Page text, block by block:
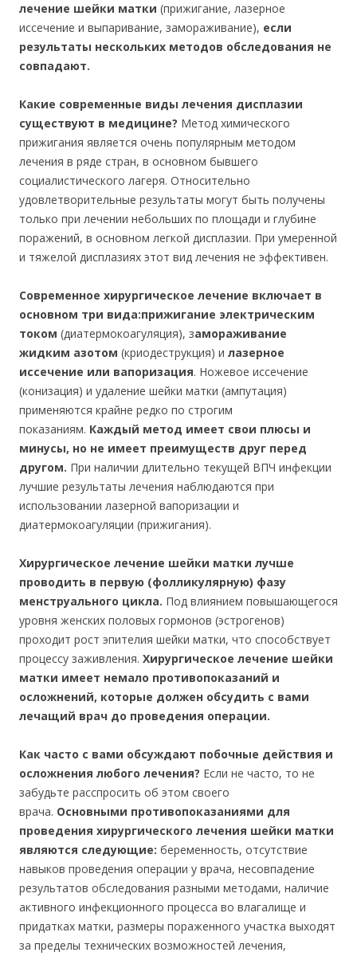
лечение шейки матки (прижигание, лазерное
иссечение и выпаривание, замораживание), если
результаты нескольких методов обследования не
совпадают.
Какие современные виды лечения дисплазии
существуют в медицине? Метод химического
прижигания является очень популярным методом
лечения в ряде стран, в основном бывшего
социалистического лагеря. Относительно
удовлетворительные результаты могут быть получены
только при лечении небольших по площади и глубине
поражений, в основном легкой дисплазии. При умеренной
и тяжелой дисплазиях этот вид лечения не эффективен.
Современное хирургическое лечение включает в
основном три вида:прижигание электрическим
током (диатермокоагуляция), замораживание
жидким азотом (криодеструкция) и лазерное
иссечение или вапоризация. Ножевое иссечение
(конизация) и удаление шейки матки (ампутация)
применяются крайне редко по строгим
показаниям. Каждый метод имеет свои плюсы и
минусы, но не имеет преимуществ друг перед
другом. При наличии длительно текущей ВПЧ инфекции
лучшие результаты лечения наблюдаются при
использовании лазерной вапоризации и
диатермокоагуляции (прижигания).
Хирургическое лечение шейки матки лучше
проводить в первую (фолликулярную) фазу
менструального цикла. Под влиянием повышающегося
уровня женских половых гормонов (эстрогенов)
проходит рост эпителия шейки матки, что способствует
процессу заживления. Хирургическое лечение шейки
матки имеет немало противопоказаний и
осложнений, которые должен обсудить с вами
лечащий врач до проведения операции.
Как часто с вами обсуждают побочные действия и
осложнения любого лечения? Если не часто, то не
забудьте расспросить об этом своего
врача. Основными противопоказаниями для
проведения хирургического лечения шейки матки
являются следующие: беременность, отсутствие
навыков проведения операции у врача, несовпадение
результатов обследования разными методами, наличие
активного инфекционного процесса во влагалище и
придатках матки, размеры пораженного участка выходят
за пределы технических возможностей лечения,